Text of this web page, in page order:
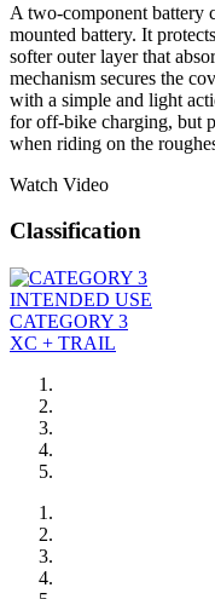
A two-component battery
mounted battery. It
softer outer layer that
mechanism secures the
with a simple and light
for off-bike charging, but
when riding on the
Watch Video
Classification
INTENDED USE
CATEGORY 3
XC + TRAIL